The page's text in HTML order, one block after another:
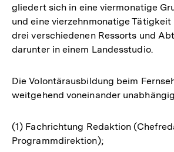
gliedert sich in eine viermonatige
und eine vierzehnmonatige
drei verschiedenen Ressorts und
darunter in einem Landesstudio.
Die Volontärausbildung beim
weitgehend voneinander
(1) Fachrichtung Redaktion
Programmdirektion);